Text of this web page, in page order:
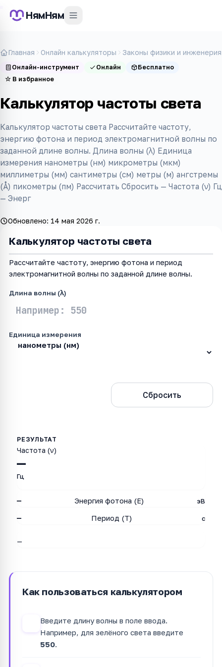
НямНям
Главная Онлайн калькуляторы Законы физики и инженерия
Онлайн-инструмент Онлайн
Бесплатно
☆ В избранное
Калькулятор частоты света
Калькулятор частоты света Рассчитайте частоту,
энергию фотона и период электромагнитной волны по
заданной длине волны. Длина волны (λ) Единица
измерения нанометры (нм) микрометры (мкм)
миллиметры (мм) сантиметры (см) метры (м) ангстремы
(Å) пикометры (пм) Рассчитать Сбросить — Частота (ν) Гц
— Энерг
Обновлено: 14 мая 2026 г.
Калькулятор частоты света
Рассчитайте частоту, энергию фотона и период
электромагнитной волны по заданной длине волны.
Длина волны (λ)
Единица измерения
Сбросить
—
Частота (ν)
Гц
— Энергия фотона (E) эВ
— Период (T) с
—
Как пользоваться калькулятором
Введите длину волны в поле ввода.
Например, для зелёного света введите
550.